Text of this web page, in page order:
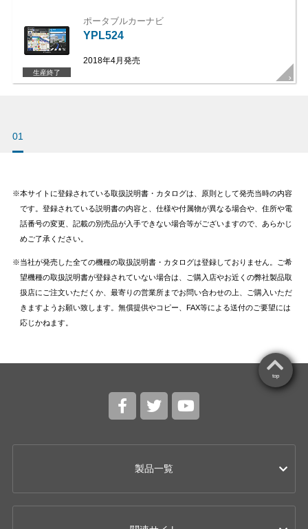
生産終了
ポータブルカーナビ
YPL524
2018年4月発売
01
本サイトに登録されている取扱説明書・カタログは、原則として発売当時の内容
です。登録されている説明書の内容と、仕様や付属物が異なる場合や、住所や電
話番号の変更、記載の別売品が入手できない場合等がございますので、あらかじ
めご了承ください。
当社が発売した全ての機種の取扱説明書・カタログは登録しておりません。ご希
望機種の取扱説明書が登録されていない場合は、ご購入店やお近くの弊社製品取
扱店にご注文いただくか、最寄りの営業所までお問い合わせの上、ご購入いただ
きますようお願い致します。無償提供やコピー、FAX等による送付のご要望には
応じかねます。
製品一覧
top